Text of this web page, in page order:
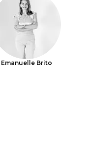
Emanuelle Brito